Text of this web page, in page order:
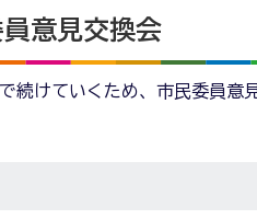
意見交換会
続けていくため、市民委員意